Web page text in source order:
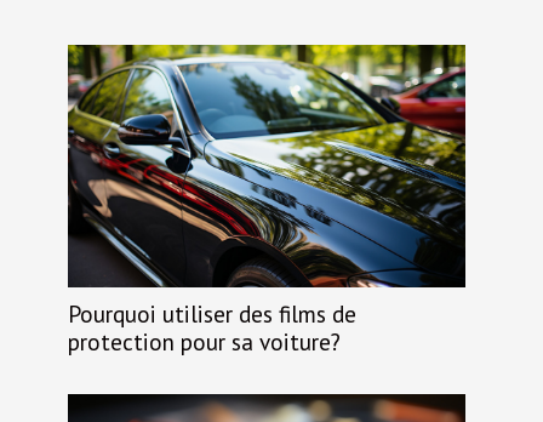
Pourquoi utiliser des films de
protection pour sa voiture?